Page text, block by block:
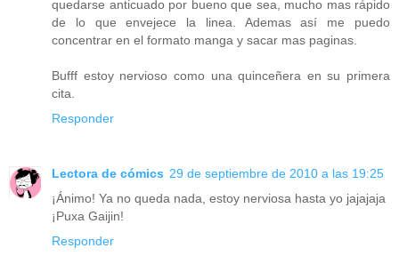
quedarse anticuado por bueno que sea, mucho mas rápido
de lo que envejece la linea. Ademas así me puedo
concentrar en el formato manga y sacar mas paginas.
Bufff estoy nervioso como una quinceñera en su primera
cita.
Responder
Lectora de cómics 29 de septiembre de 2010 a las 19:25
¡Ánimo! Ya no queda nada, estoy nerviosa hasta yo jajajaja
¡Puxa Gaijin!
Responder